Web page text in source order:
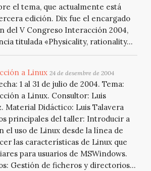
el tema, que actualmente está
edición. Dix fue el encargado
del V Congreso Interacción 2004,
titulada «Physicality, rationality...
a Linux 24 de desembre de 2004
1 al 31 de julio de 2004. Tema:
a Linux. Consultor: Luis
Material Didáctico: Luis Talavera
principales del taller: Introducir a
el uso de Linux desde la línea de
las características de Linux que
para usuarios de MSWindows.
Gestión de ficheros y directorios...